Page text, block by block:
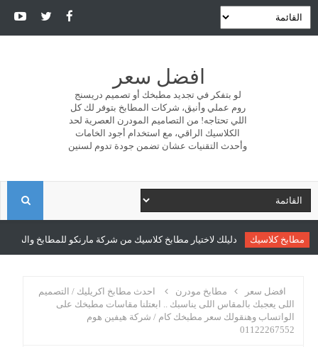
افضل سعر
لو بتفكر في تجديد مطبخك أو تصميم دريسنج
روم عملي وأنيق، شركات المطابخ بتوفر لك كل
اللي تحتاجه! من التصاميم المودرن العصرية لحد
الكلاسيك الراقي، مع استخدام أجود الخامات
وأحدث التقنيات عشان تضمن جودة تدوم لسنين
ا
مطابخ كلاسيك دليلك لاختيار مطابخ كلاسيك من شركة مارنكو للمطابخ
افضل سعر مطابخ مودرن
احدث مطابخ اكريليك / التصميم
اللى يعجبك بالمقاس اللى يناسبك .. ابعتلنا مقاسات مطبخك على
الواتساب وهنقولك سعر مطبخك كام / شركة هيفين هوم
01122267552